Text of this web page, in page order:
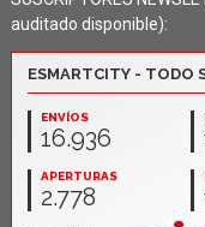
auditado disponible):